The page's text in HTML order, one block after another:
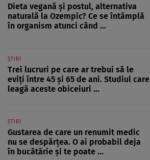
Dieta vegană și postul, alternativa
naturală la Ozempic? Ce se întâmplă
în organism atunci când ...
ȘTIRI
Trei lucruri pe care ar trebui să le
eviți între 45 și 65 de ani. Studiul care
leagă aceste obiceiuri ...
ȘTIRI
Gustarea de care un renumit medic
nu se despărțea. O ai probabil deja
în bucătărie și te poate ...